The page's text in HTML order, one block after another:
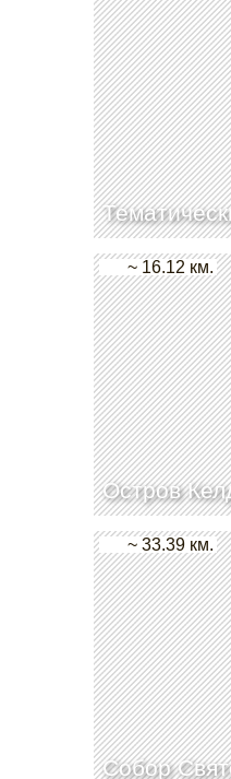
Остров
~ 16.12 км.
Собор
~ 33.39 км.